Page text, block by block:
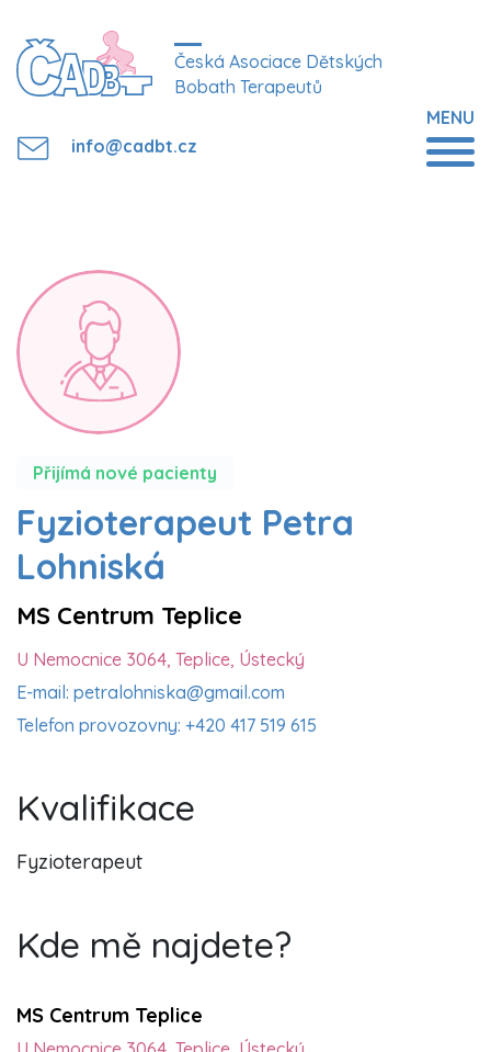
Česká Asociace Dětských
Bobath Terapeutů
info@cadbt.cz
MENU
Přijímá nové pacienty
Fyzioterapeut Petra
Lohniská
MS Centrum Teplice
U Nemocnice 3064, Teplice, Ústecký
E-mail: petralohniska@gmail.com
Telefon provozovny: +420 417 519 615
Kvalifikace
Fyzioterapeut
Kde mě najdete?
MS Centrum Teplice